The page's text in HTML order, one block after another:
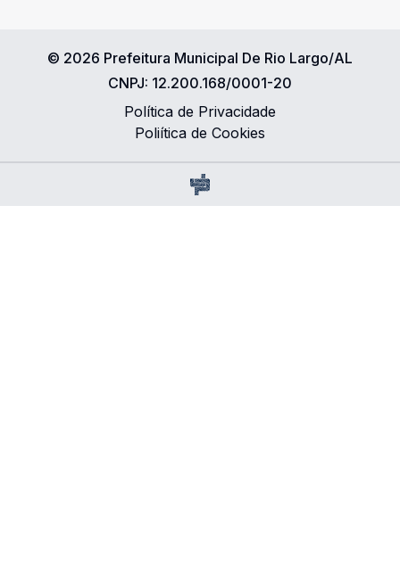
© 2026 Prefeitura Municipal De Rio Largo/AL
CNPJ: 12.200.168/0001-20
Política de Privacidade
Poliítica de Cookies